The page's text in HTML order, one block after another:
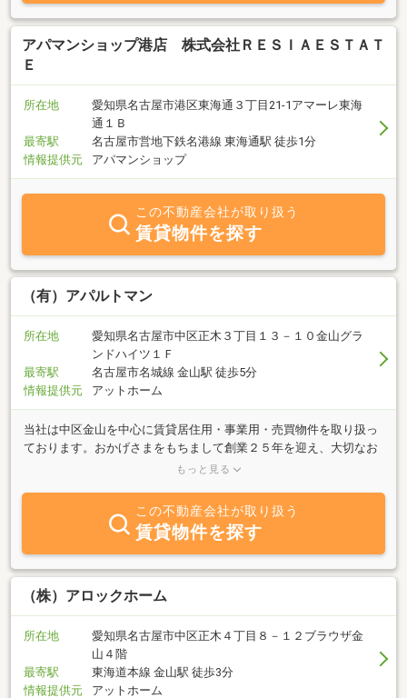
アパマンショップ港店 株式会社ＲＥＳＩＡＥＳＴＡＴ
Ｅ
所在地
愛知県名古屋市港区東海通３丁目21-1アマーレ東海
通１Ｂ
最寄駅
名古屋市営地下鉄名港線 東海通駅 徒歩1分
情報提供元
アパマンショップ
この不動産会社が取り扱う
賃貸物件を探す
（有）アパルトマン
所在地
愛知県名古屋市中区正木３丁目１３－１０金山グラ
ンドハイツ１Ｆ
最寄駅
名古屋市名城線 金山駅 徒歩5分
情報提供元
アットホーム
当社は中区金山を中心に賃貸居住用・事業用・売買物件を取り扱っ
ております。おかげさまをもちまして創業２５年を迎え、大切なお
客様へ賃貸・媒介物件をご提供し、今後とも努力を重ねていきたい
地】媒介も近年力を入れております。是非ご相談ください!!不動産で
お悩みの際は是非お気軽にお問い合わせ、ご来店下さい。明るく元
気なスタッフ一同、心よりお待ちしております。
もっと見る
この不動産会社が取り扱う
賃貸物件を探す
（株）アロックホーム
所在地
愛知県名古屋市中区正木４丁目８－１２ブラウザ金
山４階
最寄駅
東海道本線 金山駅 徒歩3分
情報提供元
アットホーム